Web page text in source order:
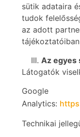
sütik adataira
tudok
az adott
Az egyes
Látogatók
Google
Analytics:
Technikai